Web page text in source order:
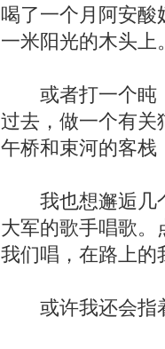
喝了一个月阿安
一米阳光的木头上
或者打一个盹，
过去，做一个有关
午桥和束河的客栈
我也想邂逅几个
大军的歌手唱歌
我们唱，在路上的
或许我还会指着